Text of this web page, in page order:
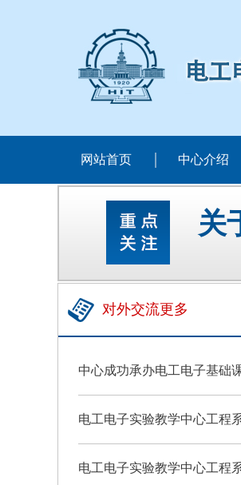
网站首页 中心介绍
关
对外交流更多
中心成功承办电工电子基础
电工电子实验教学中心工程
电工电子实验教学中心工程